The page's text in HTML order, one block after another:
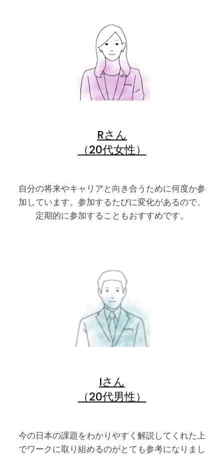
Rさん
（20代女性）
自分の将来やキャリアと向き合うために何度か参
加しています。参加するたびに変化があるので、
定期的に参加することもおすすめです。
Iさん
（20代男性）
今の日本の課題をわかりやすく解説してくれた上
でワークに取り組めるのがとても参考になりまし